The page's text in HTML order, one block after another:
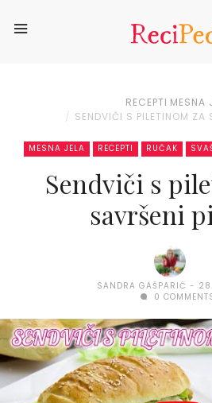
RECEPTI MESNA
SENDVIČI S PILETINOM ZA
MESNA JELA RECEPTI RUČAK
Sendviči s
savršeni
SANDRA GAŠPARIĆ
0